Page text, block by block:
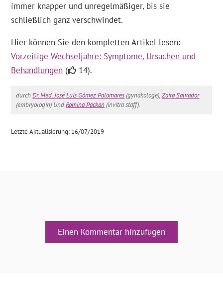
immer knapper und unregelmäßiger, bis sie
schließlich ganz verschwindet.
Hier können Sie den kompletten Artikel lesen:
Vorzeitige Wechseljahre: Symptome, Ursachen und
Behandlungen ( 14).
durchDr. Med. José Luis Gómez Palomares(gynäkologe),Zaira Salvador
(embryologin) UndRomina Packan(invitra staff).
Letzte Aktualisierung: 16/07/2019
Einen Kommentar hinzufügen